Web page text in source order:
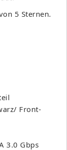
5 Sternen.
Front-
3.0 Gbps